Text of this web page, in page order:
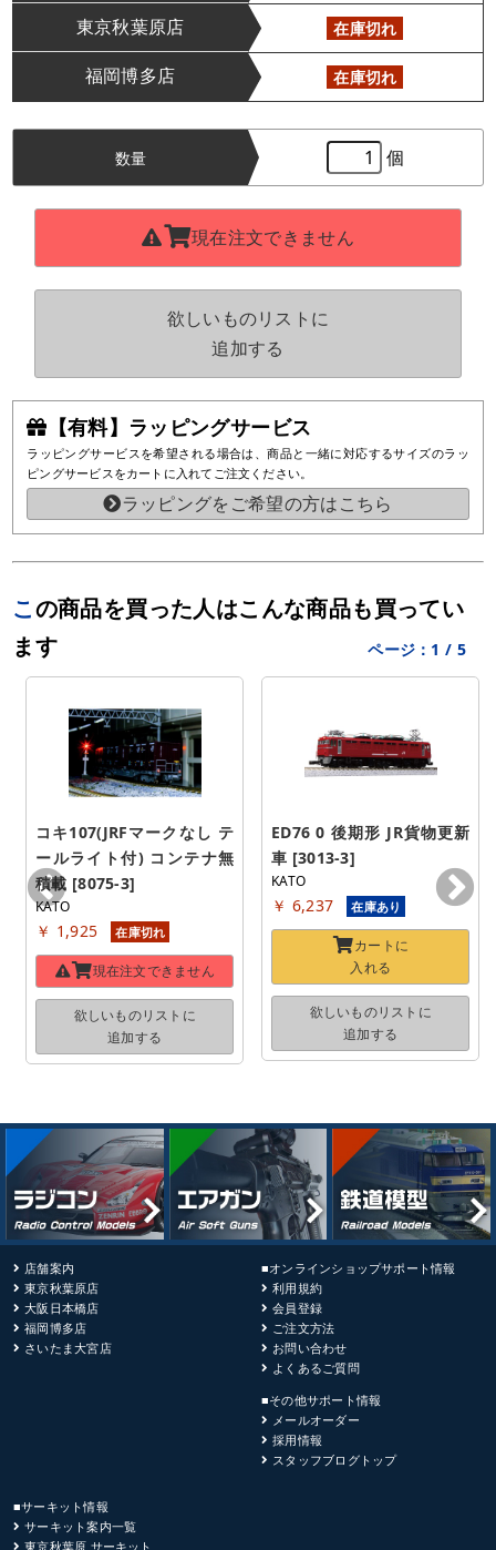
東京秋葉原店 在庫切れ
福岡博多店 在庫切れ
【有料】ラッピングサービス
ラッピングサービスを希望される場合は、商品と一緒に対応するサイズのラッ
ピングサービスをカートに入れてご注文ください。
ラッピングをご希望の方はこちら
数量 個
現在注文できません
欲しいものリストに
追加する
この商品を買った人はこんな商品も買ってい
ます
ページ： 1 / 5
コキ107(JRFマークなし テ
ールライト付) コンテナ無
積載 [8075-3]
KATO
￥ 1,925 在庫切れ
現在注文できません
欲しいものリストに
追加する
ED76 0 後期形 JR貨物更新
車 [3013-3]
KATO
￥ 6,237 在庫あり
カートに
入れる
欲しいものリストに
追加する
店舗案内
東京秋葉原店
大阪日本橋店
福岡博多店
さいたま大宮店
■オンラインショップサポート情報
利用規約
会員登録
ご注文方法
お問い合わせ
よくあるご質問
■その他サポート情報
メールオーダー
採用情報
スタッフブログトップ
■サーキット情報
サーキット案内一覧
東京秋葉原 サーキット